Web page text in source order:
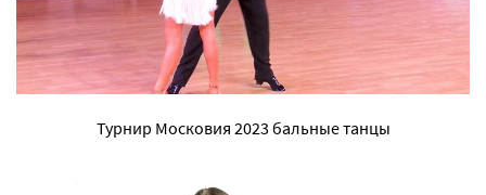
Турнир Московия 2023 бальные танцы